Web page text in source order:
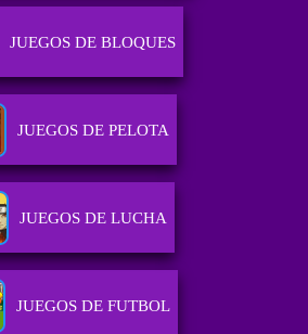
JUEGOS DE BLOQUES
JUEGOS DE PELOTA
JUEGOS DE LUCHA
JUEGOS DE FUTBOL